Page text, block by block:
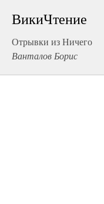
ВикиЧтение
Отрывки из Ничего
Ванталов Борис